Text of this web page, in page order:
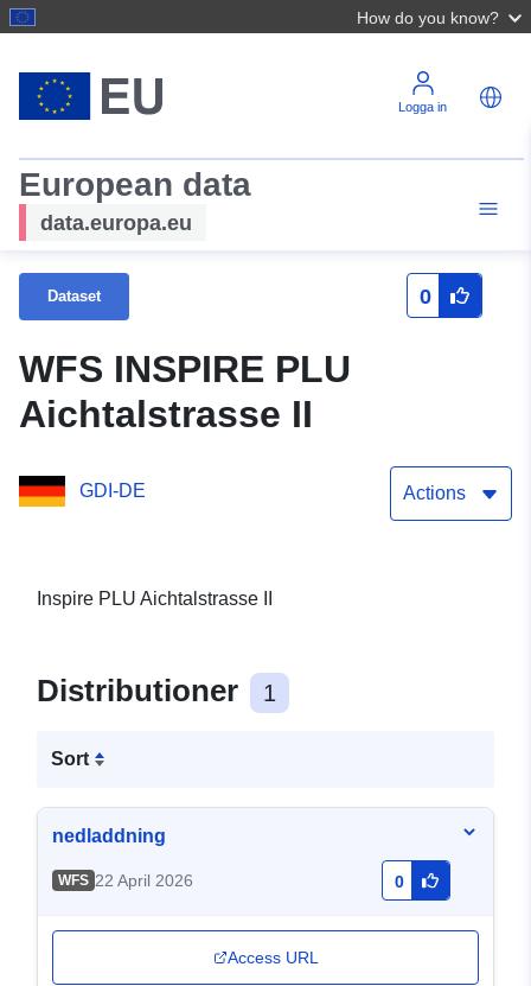
How do you know?
Logga in
European data
data.europa.eu
Dataset 0
WFS INSPIRE PLU
Aichtalstrasse II
GDI-DE Actions
Inspire PLU Aichtalstrasse II
Distributioner 1
Sort
nedladdning
WFS 22 April 2026 0
Access URL